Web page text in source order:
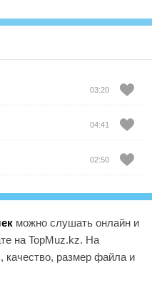
03:20
04:41
02:50
можно слушать онлайн и
на TopMuz.kz. На
качество, размер файла и